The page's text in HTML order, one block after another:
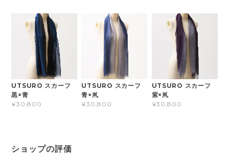
UTSURO スカーフ
黒×青
¥30,800
UTSURO スカーフ
青×鼡
¥30,800
UTSURO スカーフ
紫×鼡
¥30,800
ショップの評価